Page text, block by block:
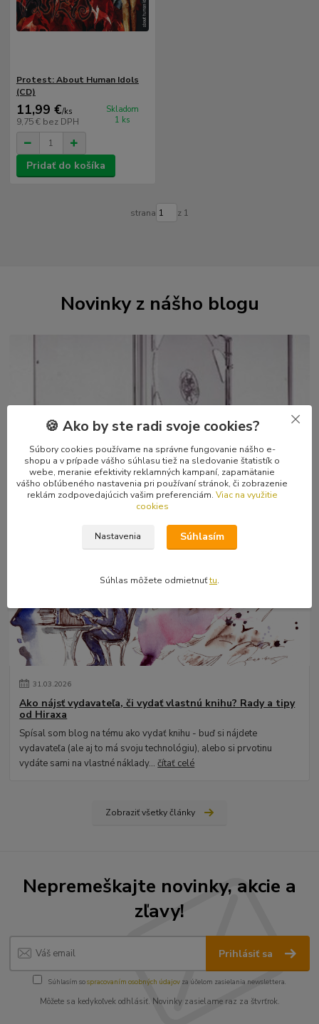
Protest: About Human Idols
(CD)
11,99 €/ks
9,75 € bez DPH
Skladom
1 ks
Pridať do košíka
strana z 1
Novinky z nášho blogu
29.04 .2026
Kvalitné CD a kazetové škatuľky, DVD boxy
Zberatelia sú zaťažení na kvalitné škatuľky, nik nechce mať svoju
obľúbenú muziku v doškriabanom či popraskanom obale. Chápem
čítať celé
31.03.2026
Ako nájsť vydavateľa, či vydať vlastnú knihu? Rady a tipy
od Hiraxa
Spísal som blog na tému ako vydať knihu - buď si nájdete
vydavateľa (ale aj to má svoju technológiu), alebo si prvotinu
vydáte sami na vlastné náklady...čítať celé
Zobraziť všetky články
Nepremeškajte novinky, akcie a
zľavy!
Prihlásiť sa
Súhlasím sospracovaním osobných údajov za účelom zasielania newslettera.
Môžete sa kedykoľvek odhlásiť. Novinky zasielame raz za štvrťrok.
🍪 Ako by ste radi svoje cookies?
Súbory cookies používame na správne fungovanie nášho e-
shopu a v prípade vášho súhlasu tiež na sledovanie štatistík o
webe, meranie efektivity reklamných kampaní, zapamätanie
vášho obľúbeného nastavenia pri používaní stránok, či zobrazenie
reklám zodpovedajúcich vašim preferenciám. Viac na využitie
cookies
Nastavenia Súhlasím
Súhlas môžete odmietnuťtu.